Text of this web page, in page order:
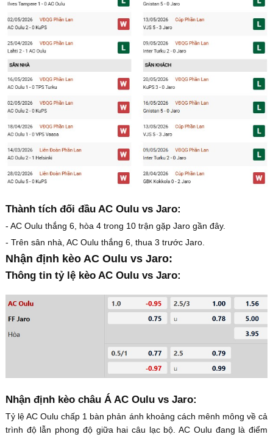
Thành tích đối đầu AC Oulu vs Jaro:
- AC Oulu thắng 6, hòa 4 trong 10 trận gặp Jaro gần đây.
- Trên sân nhà, AC Oulu thắng 6, thua 3 trước Jaro.
Nhận định kèo AC Oulu vs Jaro:
Thông tin tỷ lệ kèo AC Oulu vs Jaro:
Nhận định kèo châu Á AC Oulu vs Jaro:
Tỷ lệ AC Oulu chấp 1 bàn phản ánh khoảng cách mênh mông về cả
trình độ lẫn phong độ giữa hai câu lạc bộ. AC Oulu đang là điểm